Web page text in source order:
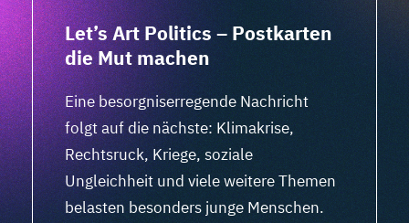
Let’s Art Politics – Postkarten
die Mut machen
Eine besorgniserregende Nachricht
folgt auf die nächste: Klimakrise,
Rechtsruck, Kriege, soziale
Ungleichheit und viele weitere Themen
belasten besonders junge Menschen.